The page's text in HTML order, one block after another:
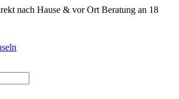
nach Hause & vor Ort Beratung an 18